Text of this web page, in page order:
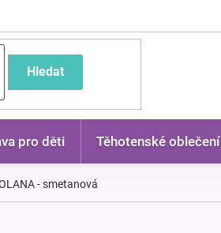
Hledat
pro děti Těhotenské oblečení
- smetanová